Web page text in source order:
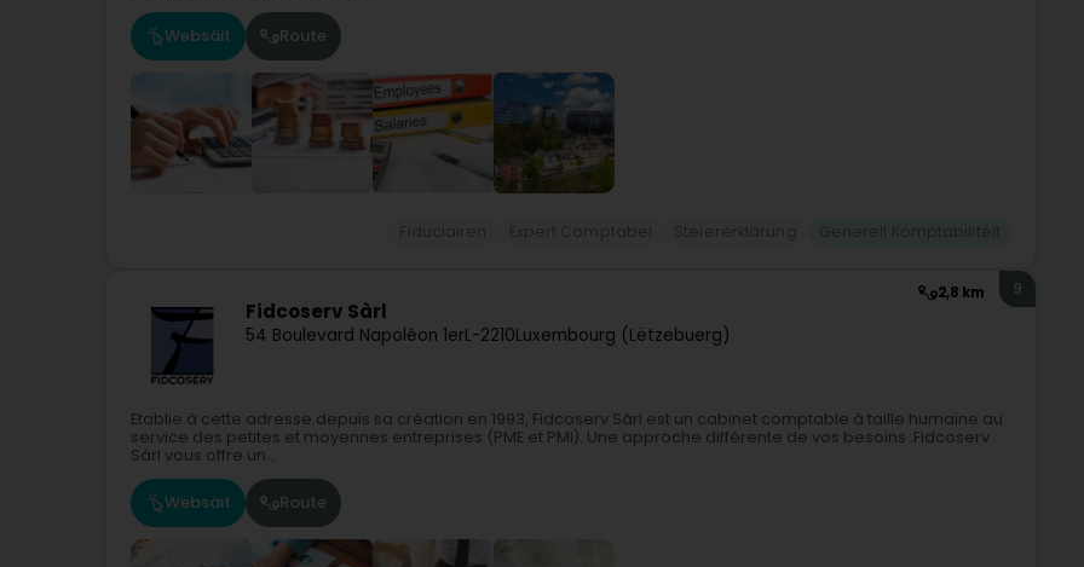
Websäit Route
2,8 km
Fidcoserv Sàrl
54 Boulevard Napoléon 1erL-2210Luxembourg (Lëtzebuerg)
9
Etablie à cette adresse depuis sa création en 1993, Fidcoserv Sàrl est un cabinet comptable à taille humaine au
service des petites et moyennes entreprises (PME et PMI). Une approche différente de vos besoins :Fidcoserv
Sàrl vous offre un...
Websäit Route